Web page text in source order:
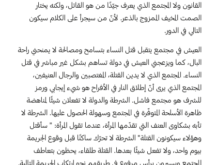
القانون ولا المجتمع الذي يعرف جيّدًا من هو القاتل، ولكنه يختار
الصمت المخيف الممزوج بالذعر. لأنّ من سيجرأ على الكلام سيكون
التالي في الدور.
العيش في مجتمع يتقبل قتل النساء بتسامح ومصالحة لا يمنحني راحة
البال، كما ويزعجني العيش في دولة تساهم بشكل غير مباشر في قتل
النساء. المجتمع الذي لا يدين القتلة، المغتصبين والرجال العنيفين،
المجتمع الذي يرى أنّ إطلاق النار في الأفراح هو شيء إيجابي ورمز
للشرف هو مجتمع فاشل. الشرطة والدولة لا تفعلان شيئًا لمناهضة
ظاهرة الأسلحة المتوفّرة في المجتمع وسهولة الحصول عليها. الشرطة لا
تأبه بشكاوى العنف التي تقدّمها المرأة، عندما تقول المرأة: " سأقتل
وهؤلاء سيكونون القتلة" الشرطة لا تحرّك ساكنًا قبل وقوع الجريمة
بيوم واحد، ولا تفعل شيئًا بعدها. القتلة طلقاء، يحظون بتعاطف
المجتمع ويسيرون برأس مرفوع في طريقهم نحو ارتكاب الجريمة التالية.